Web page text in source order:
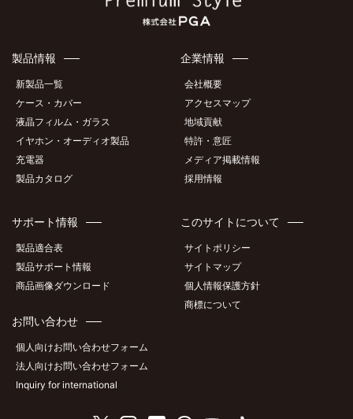
製品情報
新製品一覧
ケース・カバー
液晶フィルム・ガラス
イヤホン・オーディオ製品
充電器
製品カタログ
企業情報
会社概要
アクセスマップ
地域貢献
特許・意匠
メディア掲載情報
採用情報
サポート情報
製品適合表
製品サポート情報
商品画像ダウンロード
お問い合わせ
個人向けお問い合わせフォーム
法人向けお問い合わせフォーム
Inquiry for international
このサイトについて
サイトポリシー
サイトマップ
個人情報保護方針
商標について